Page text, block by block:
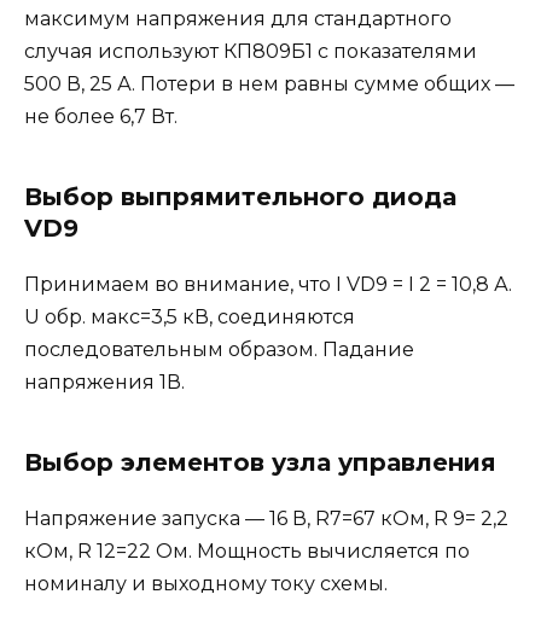
максимум напряжения для стандартного
случая используют КП809Б1 с показателями
500 В, 25 А. Потери в нем равны сумме общих —
не более 6,7 Вт.
Выбор выпрямительного диода
VD9
Принимаем во внимание, что I VD9 = I 2 = 10,8 А.
U обр. макс=3,5 кВ, соединяются
последовательным образом. Падание
напряжения 1В.
Выбор элементов узла управления
Напряжение запуска — 16 В, R7=67 кОм, R 9= 2,2
кОм, R 12=22 Ом. Мощность вычисляется по
номиналу и выходному току схемы.